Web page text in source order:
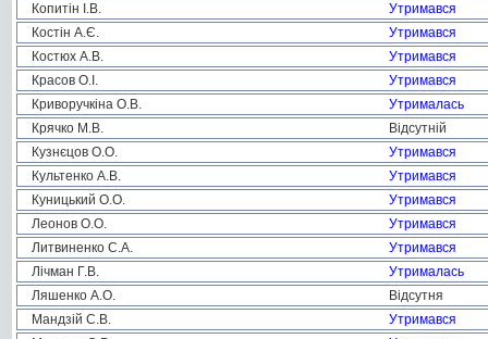
Копитін І.В.
Утримався
Костін А.Є.
Утримався
Костюх А.В.
Утримався
Красов О.І.
Утримався
Криворучкіна О.В.
Утрималась
Крячко М.В.
Відсутній
Кузнєцов О.О.
Утримався
Культенко А.В.
Утримався
Куницький О.О.
Утримався
Леонов О.О.
Утримався
Литвиненко С.А.
Утримався
Лічман Г.В.
Утрималась
Ляшенко А.О.
Відсутня
Мандзій С.В.
Утримався